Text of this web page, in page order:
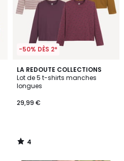
-50% DÈS 2*
LA REDOUTE COLLECTIONS
Lot de 5 t-shirts manches
longues
29,99 €
4
/
5
4
/